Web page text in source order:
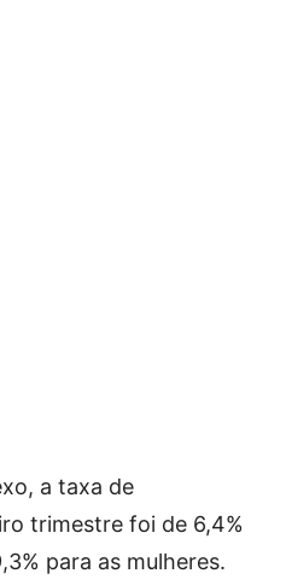
a taxa de
trimestre foi de 6,4%
para as mulheres.